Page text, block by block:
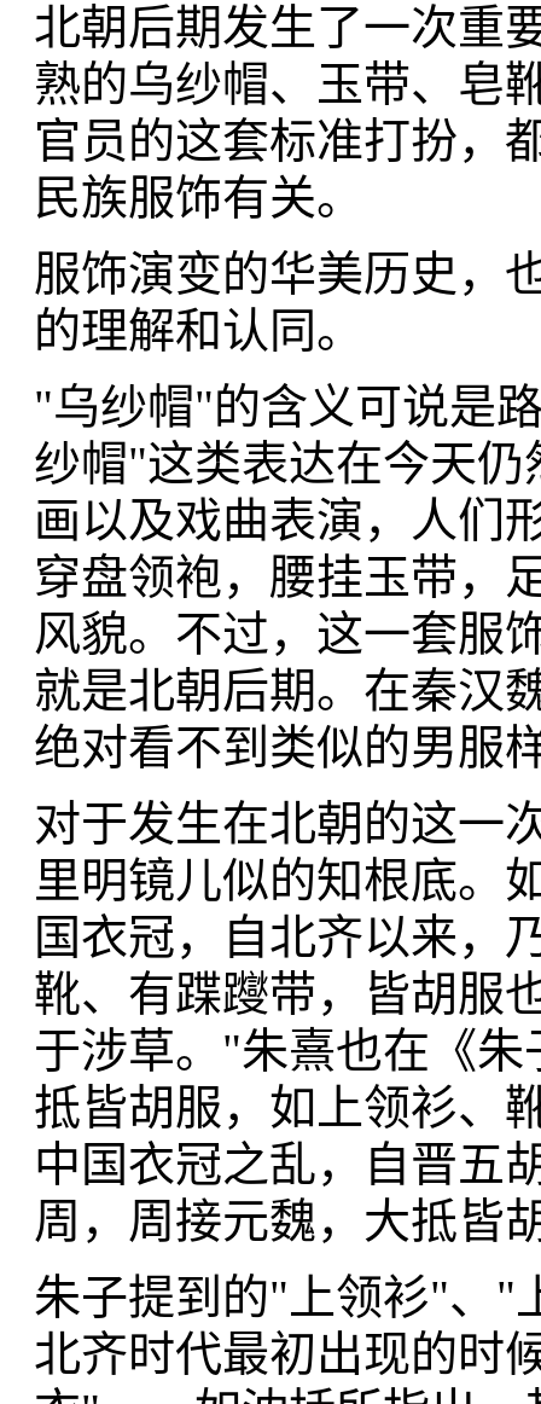
北朝后期发生了一次重
熟的乌纱帽、玉带、皂
官员的这套标准打扮，
民族服饰有关。
服饰演变的华美历史，
的理解和认同。
"乌纱帽"的含义可说是
纱帽"这类表达在今天
画以及戏曲表演，人们
穿盘领袍，腰挂玉带，
风貌。不过，这一套服
就是北朝后期。在秦汉
绝对看不到类似的男服
对于发生在北朝的这一
里明镜儿似的知根底。
国衣冠，自北齐以来，
靴、有蹀躞带，皆胡服
于涉草。"朱熹也在《
抵皆胡服，如上领衫、
中国衣冠之乱，自晋五
周，周接元魏，大抵皆
朱子提到的"上领衫"、"
北齐时代最初出现的时